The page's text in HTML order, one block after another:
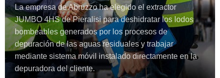
La empresa de Abruzzo ha elegido el extractor
JUMBO 4HS de Pieralisi para deshidratar los lodos
bombeables generados por los procesos de
depuración de las aguas residuales y trabajar
mediante sistema móvil instalado directamente en la
depuradora del cliente.